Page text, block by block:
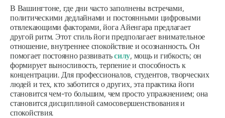
В Вашингтоне, где дни часто заполнены встречами,
политическими дедлайнами и постоянными цифровыми
отвлекающими факторами, йога Айенгара предлагает
другой ритм. Этот стиль йоги предполагает внимательное
отношение, внутреннее спокойствие и осознанность. Он
помогает постоянно развиватьсилу, мощь и гибкость; он
формирует выносливость, терпение и способность к
концентрации. Для профессионалов, студентов, творческих
людей и тех, кто заботится о других, эта практика йоги
становится чем-то большим, чем просто упражнением; она
становится дисциплиной самосовершенствования и
спокойствия.